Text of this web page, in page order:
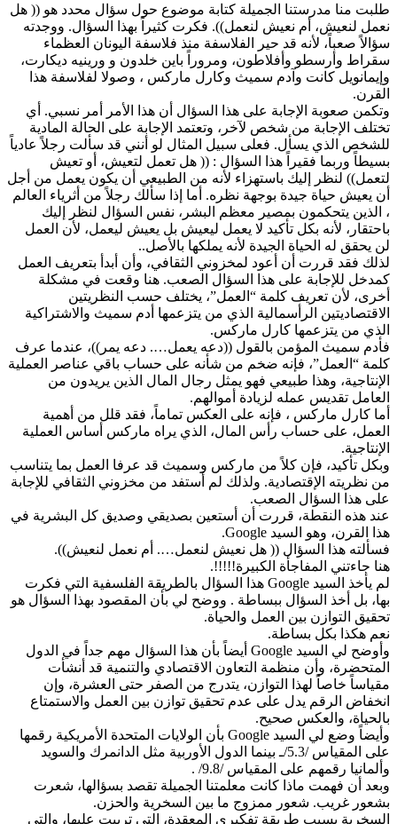
طلبت منا مدرستنا الجميلة كتابة موضوع حول سؤال محدد هو (( هل
نعمل لنعيش، أم نعيش لنعمل)). فكرت كثيراً بهذا السؤال. ووجدته
سؤالاً صعباً، لأنه قد حير الفلاسفة منذ فلاسفة اليونان العظماء
سقراط وأرسطو وأفلاطون، ومروراً باين خلدون و ورينيه ديكارت،
وإيمانويل كانت وآدم سميث وكارل ماركس ، وصولا لفلاسفة هذا
القرن.
وتكمن صعوبة الإجابة على هذا السؤال أن هذا الأمر أمر نسبي. أي
تختلف الإجابة من شخص لآخر، وتعتمد الإجابة على الحالة المادية
للشخص الذي يسأل. فعلى سبيل المثال لو أنني قد سألت رجلاً عادياً
بسيطاً وربما فقيراً هذا السؤال : (( هل تعمل لتعيش، أو تعيش
لتعمل)) لنظر إليك باستهزاء لأنه من الطبيعي أن يكون يعمل من أجل
أن يعيش حياة جيدة بوجهة نظره. أما إذا سألك رجلاً من أثرياء العالم
، الذين يتحكمون بمصير معظم البشر، نفس السؤال لنظر إليك
باحتقار، لأنه بكل تأكيد لا يعمل ليعيش بل يعيش ليعمل، لأن العمل
لن يحقق له الحياة الجيدة لأنه يملكها بالأصل..
لذلك فقد قررت أن أعود لمخزوني الثقافي، وأن أبدأ بتعريف العمل
كمدخل للإجابة على هذا السؤال الصعب. هنا وقعت في مشكلة
أخرى، لأن تعريف كلمة “العمل”، يختلف حسب النظريتين
الاقتصاديتين الرأسمالية الذي من يتزعمها أدم سميث والاشتراكية
الذي من يتزعمها كارل ماركس.
فأدم سميث المؤمن بالقول ((دعه يعمل…. دعه يمر))، عندما عرف
كلمة “العمل”، فإنه ضخم من شأنه على حساب باقي عناصر العملية
الإنتاجية، وهذا طبيعي فهو يمثل رجال المال الذين يريدون من
العامل تقديس عمله لزيادة أموالهم.
أما كارل ماركس ، فإنه على العكس تماماً، فقد قلل من أهمية
العمل، على حساب رأس المال، الذي يراه ماركس أساس العملية
الإنتاجية.
وبكل تأكيد، فإن كلاً من ماركس وسميث قد عرفا العمل بما يتناسب
من نظريته الإقتصادية. ولذلك لم أستفد من مخزوني الثقافي للإجابة
على هذا السؤال الصعب.
عند هذه النقطة، قررت أن أستعين بصديقي وصديق كل البشرية في
هذا القرن، وهو السيد Google.
فسألته هذا السؤال (( هل نعيش لنعمل…. أم نعمل لنعيش)).
هنا جاءتني المفاجأة الكبيرة!!!!!.
لم يأخذ السيد Google هذا السؤال بالطريقة الفلسفية التي فكرت
بها، بل أخذ السؤال ببساطة . ووضح لي بأن المقصود بهذا السؤال هو
تحقيق التوازن بين العمل والحياة.
نعم هكذا بكل بساطة.
وأوضح لي السيد Google أيضاً بأن هذا السؤال مهم جداً في الدول
المتحضرة، وأن منظمة التعاون الاقتصادي والتنمية قد أنشأت
مقياساً خاصاً لهذا التوازن، يتدرج من الصفر حتى العشرة، وإن
انخفاض الرقم يدل على عدم تحقيق توازن بين العمل والاستمتاع
بالحياة، والعكس صحيح.
وأيضاً وضع لي السيد Google بأن الولايات المتحدة الأمريكية رقمها
على المقياس /5.3/ـ بينما الدول الأوربية مثل الدانمرك والسويد
وألمانيا رقمهم على المقياس /9.8/ .
وبعد أن فهمت ماذا كانت معلمتنا الجميلة تقصد بسؤالها، شعرت
بشعور غريب. شعور ممزوج ما بين السخرية والحزن.
السخرية بسبب طريقة تفكيري المعقدة، التي تربيت عليها، والتي